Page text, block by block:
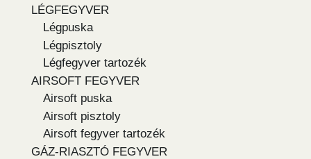
LÉGFEGYVER
Légpuska
Légpisztoly
Légfegyver tartozék
AIRSOFT FEGYVER
Airsoft puska
Airsoft pisztoly
Airsoft fegyver tartozék
GÁZ-RIASZTÓ FEGYVER